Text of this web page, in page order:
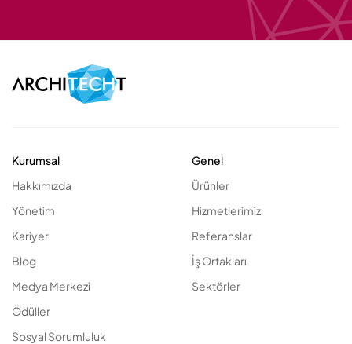
Kurumsal
Hakkımızda
Yönetim
Kariyer
Blog
Medya Merkezi
Ödüller
Sosyal Sorumluluk
Genel
Ürünler
Hizmetlerimiz
Referanslar
İş Ortakları
Sektörler